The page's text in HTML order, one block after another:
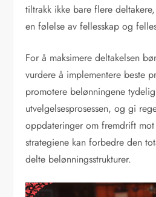
tiltrakk ikke bare flere
en følelse av fellesskap og
For å maksimere deltakelsen
vurdere å implementere beste
promotere belønningene
utvelgelsesprosessen, og gi
oppdateringer om fremdrift
strategiene kan forbedre den
delte belønningsstrukturer.